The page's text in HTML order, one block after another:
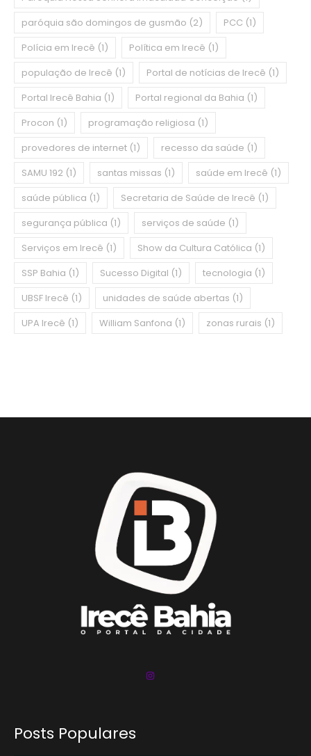
paróquia são domingos de gusmão (2) PCC (1)
Polícia em Irecê (1) Política em Irecê (1)
população de Irecê (1) Portal de notícias de Irecê (1)
Portal Irecê Bahia (1) Portal regional da Bahia (1)
Procon (1) programação religiosa (1)
provedores de internet (1) recesso da saúde (1)
SAMU 192 (1) santas missas (1) saúde em Irecê (1)
saúde pública (1) Secretaria de Saúde de Irecê (1)
segurança pública (1) serviços de saúde (1)
Serviços em Irecê (1) Show da Cultura Católica (1)
SSP Bahia (1) Sucesso Digital (1) tecnologia (1)
UBSF Irecê (1) unidades de saúde abertas (1)
UPA Irecê (1) William Sanfona (1) zonas rurais (1)
Posts Populares